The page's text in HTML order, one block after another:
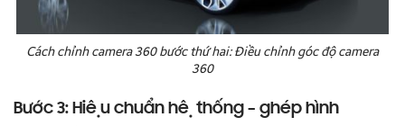
Cách chỉnh camera 360 bước thứ hai: Điều chỉnh góc độ camera
360
Bước 3: Hiệu chuẩn hệ thống – ghép hình